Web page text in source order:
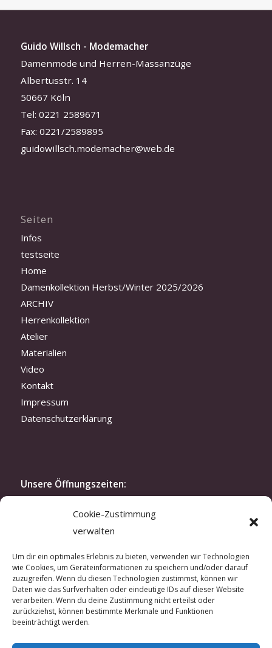
Cookie-Zustimmung
verwalten
Um dir ein optimales Erlebnis zu bieten, verwenden wir Technologien
wie Cookies, um Geräteinformationen zu speichern und/oder darauf
zuzugreifen. Wenn du diesen Technologien zustimmst, können wir
Daten wie das Surfverhalten oder eindeutige IDs auf dieser Website
verarbeiten. Wenn du deine Zustimmung nicht erteilst oder
zurückziehst, können bestimmte Merkmale und Funktionen
beeinträchtigt werden.
Guido Willsch - Modemacher
Damenmode und Herren-Massanzüge
Albertusstr. 14
50667 Köln
Tel: 0221 2589671
Fax: 0221/2589895
guidowillsch.modemacher@web.de
Seiten
Infos
testseite
Home
Damenkollektion Herbst/Winter 2025/2026
ARCHIV
Herrenkollektion
Atelier
Materialien
Video
Kontakt
Impressum
Datenschutzerklärung
Unsere Öffnungszeiten:
Samstag: 11.30-16 Uhr
oder nach Vereinbarung
Modenschau:
Zweimal im Jahr laden wir exklusiv unsere Kunden
und Kundinnen zu unserer Modenschau ein. In der
kreativen Atmosphäre unseres Ateliers lassen sich
hautnah unsere aktuellen Kreationen erleben.